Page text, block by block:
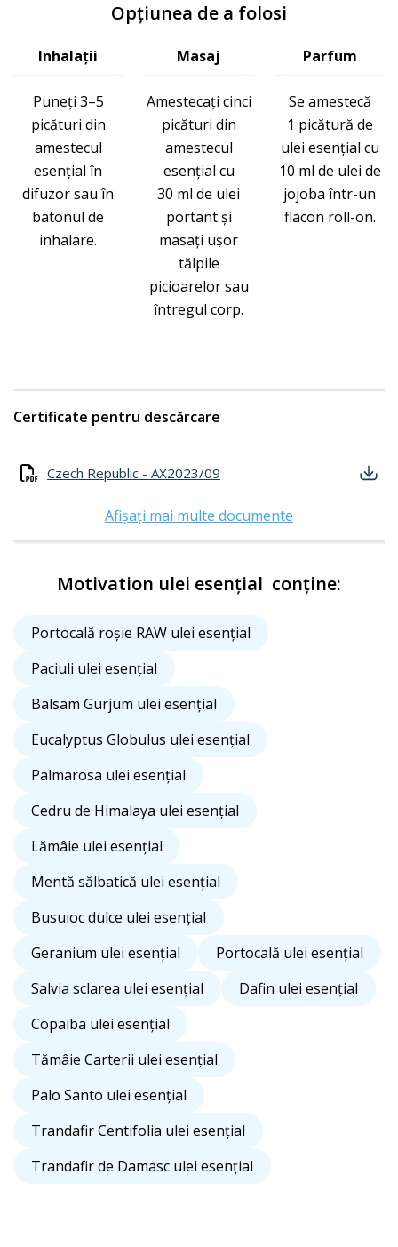
Opțiunea de a folosi
Inhalații
Puneți 3–5
picături din
amestecul
esențial în
difuzor sau în
batonul de
inhalare.
Masaj
Amestecaţi cinci
picături din
amestecul
esențial cu
30 ml de ulei
portant și
masați uşor
tălpile
picioarelor sau
întregul corp.
Parfum
Se amestecă
1 picătură de
ulei esențial cu
10 ml de ulei de
jojoba într-un
flacon roll-on.
Certificate pentru descărcare
Czech Republic - AX2023/09
Afișați mai multe documente
Motivation ulei esențial conține:
Portocală roșie RAW ulei esențial
Paciuli ulei esențial
Balsam Gurjum ulei esențial
Eucalyptus Globulus ulei esențial
Palmarosa ulei esențial
Cedru de Himalaya ulei esențial
Lămâie ulei esențial
Mentă sălbatică ulei esențial
Busuioc dulce ulei esențial
Geranium ulei esențial
Portocală ulei esențial
Salvia sclarea ulei esențial
Dafin ulei esențial
Copaiba ulei esențial
Tămâie Carterii ulei esențial
Palo Santo ulei esențial
Trandafir Centifolia ulei esențial
Trandafir de Damasc ulei esențial